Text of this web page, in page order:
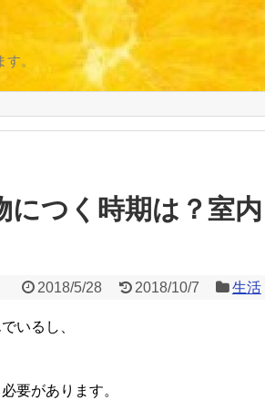
。
につく時期は？室内
2018/5/28 2018/10/7 生活
いるし、
要があります。